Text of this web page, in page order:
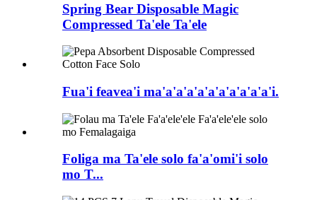
Spring Bear Disposable Magic
Compressed Ta'ele Ta'ele
Fua'i feavea'i ma'a'a'a'a'a'a'a'a'a'a'i.
Foliga ma Ta'ele solo fa'a'omi'i solo
mo T...